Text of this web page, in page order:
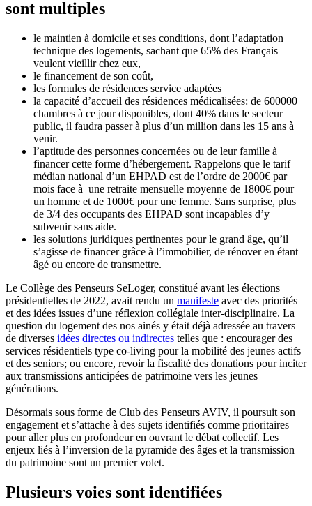
sont multiples
le maintien à domicile et ses conditions, dont l’adaptation
technique des logements, sachant que 65% des Français
veulent vieillir chez eux,
le financement de son coût,
les formules de résidences service adaptées
la capacité d’accueil des résidences médicalisées: de 600000
chambres à ce jour disponibles, dont 40% dans le secteur
public, il faudra passer à plus d’un million dans les 15 ans à
venir.
l’aptitude des personnes concernées ou de leur famille à
financer cette forme d’hébergement. Rappelons que le tarif
médian national d’un EHPAD est de l’ordre de 2000€ par
mois face à une retraite mensuelle moyenne de 1800€ pour
un homme et de 1000€ pour une femme. Sans surprise, plus
de 3/4 des occupants des EHPAD sont incapables d’y
subvenir sans aide.
les solutions juridiques pertinentes pour le grand âge, qu’il
s’agisse de financer grâce à l’immobilier, de rénover en étant
âgé ou encore de transmettre.
Le Collège des Penseurs SeLoger, constitué avant les élections
présidentielles de 2022, avait rendu un manifeste avec des priorités
et des idées issues d’une réflexion collégiale inter-disciplinaire. La
question du logement des nos ainés y était déjà adressée au travers
de diverses idées directes ou indirectes telles que : encourager des
services résidentiels type co-living pour la mobilité des jeunes actifs
et des seniors; ou encore, revoir la fiscalité des donations pour inciter
aux transmissions anticipées de patrimoine vers les jeunes
générations.
Désormais sous forme de Club des Penseurs AVIV, il poursuit son
engagement et s’attache à des sujets identifiés comme prioritaires
pour aller plus en profondeur en ouvrant le débat collectif. Les
enjeux liés à l’inversion de la pyramide des âges et la transmission
du patrimoine sont un premier volet.
Plusieurs voies sont identifiées